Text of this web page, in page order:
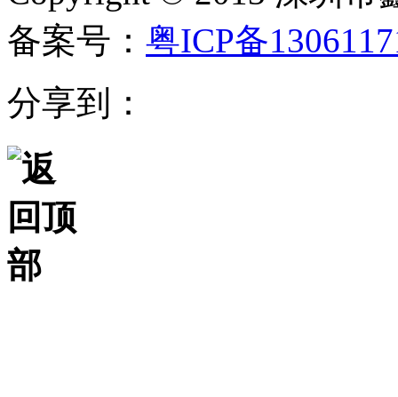
备案号： 粤ICP备
分享到：